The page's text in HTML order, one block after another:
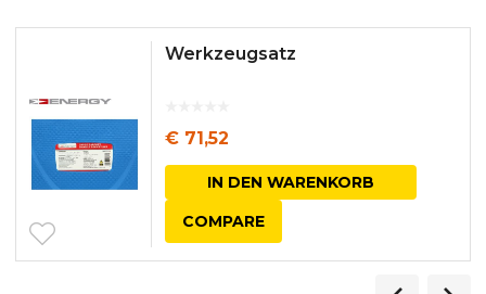
Werkzeugsatz
€ 71,52
IN DEN WARENKORB
COMPARE